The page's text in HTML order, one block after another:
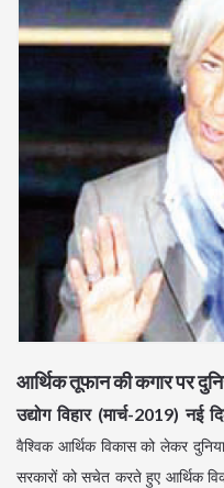
आर्थिक तूफान की कगार पर
उद्योग विहार (मार्च-2019) नई
वैश्विक आर्थिक विकास को लेकर
सरकारों को सचेत करते हुए आर्थिक